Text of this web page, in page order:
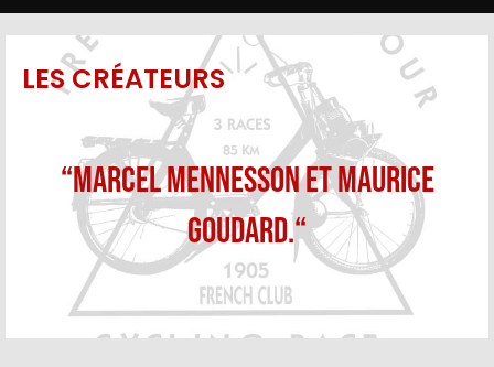
LES CRÉATEURS
“Marcel Mennesson et Maurice
Goudard.“